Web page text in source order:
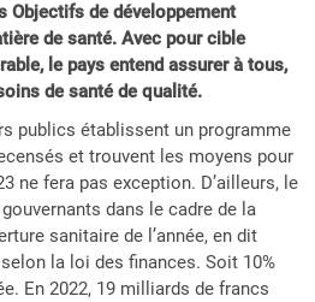
Objectifs de développement
de santé. Avec pour cible
le pays entend assurer à tous,
de santé de qualité.
publics établissent un programme
et trouvent les moyens pour
ne fera pas exception. D’ailleurs, le
dans le cadre de la
sanitaire de l’année, en dit
la loi des finances. Soit 10%
En 2022, 19 milliards de francs